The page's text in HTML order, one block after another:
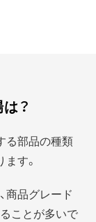
？
る部品の種類
す。
商品グレード
ことが多いで